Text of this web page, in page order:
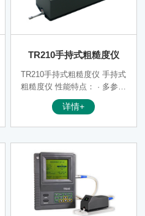
TR210手持式粗糙度仪
TR210手持式粗糙度仪 手持式
粗糙度仪 性能特点： · 多参数
测量：Ra、Rz、Rq、Rt · 高精
度电感传感器 · RC、PC- RC、
详情+